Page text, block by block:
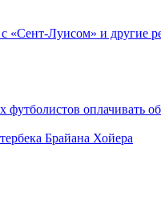
Луисом» и другие
футболистов
Брайана Хойера